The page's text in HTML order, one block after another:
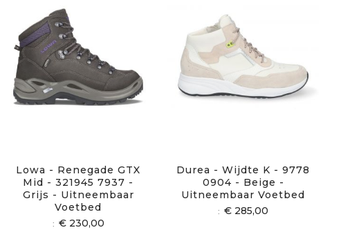
Lowa - Renegade GTX
Mid - 321945 7937 -
Grijs - Uitneembaar
Voetbed
€ 230,00
Durea - Wijdte K - 9778
0904 - Beige -
Uitneembaar Voetbed
€ 285,00